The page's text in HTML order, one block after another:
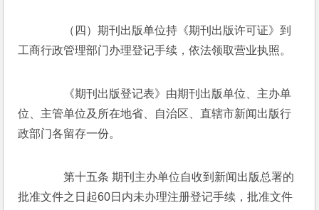
（四）期刊出版单位持《期刊出版许可证》到
工商行政管理部门办理登记手续，依法领取营业执照。
《期刊出版登记表》由期刊出版单位、主办单
位、主管单位及所在地省、自治区、直辖市新闻出版行
政部门各留存一份。
第十五条 期刊主办单位自收到新闻出版总署的
批准文件之日起60日内未办理注册登记手续，批准文件